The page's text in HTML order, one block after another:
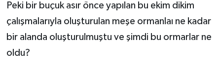
Peki bir buçuk asır önce yapılan bu ekim dikim
çalışmalarıyla oluşturulan meşe ormanlaı ne kadar
bir alanda oluşturulmuştu ve şimdi bu ormarlar ne
oldu?